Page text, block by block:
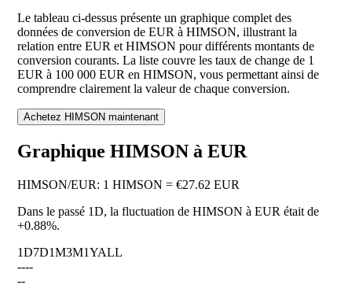
Le tableau ci-dessus présente un graphique complet des
données de conversion de EUR à HIMSON, illustrant la
relation entre EUR et HIMSON pour différents montants de
conversion courants. La liste couvre les taux de change de 1
EUR à 100 000 EUR en HIMSON, vous permettant ainsi de
comprendre clairement la valeur de chaque conversion.
Achetez HIMSON maintenant
Graphique HIMSON à EUR
HIMSON/EUR: 1 HIMSON = €27.62 EUR
Dans le passé 1D, la fluctuation de HIMSON à EUR était de
+0.88%.
1D7D1M3M1YALL
----
--